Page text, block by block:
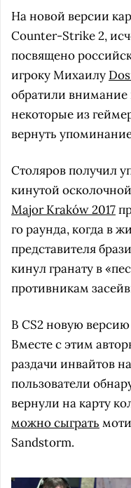
На новой версии
Counter-Strike 2,
посвящено
игроку Михаилу
обратили
некоторые из
вернуть
Столяров получил
кинутой
Major Kraków 2017
го раунда, когда в
представителя
кинул гранату в
противникам
В CS2 новую
Вместе с этим
раздачи инвайтов
пользователи
вернули на карту
можно сыграть
Sandstorm.